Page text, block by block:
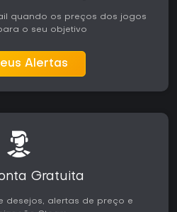
quando os preços dos jogos
o seu objetivo
Alertas
Gratuita
desejos, alertas de preço e